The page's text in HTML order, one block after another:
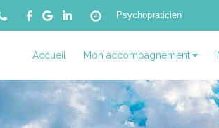
Psychopraticien
Accueil Mon accompagnement